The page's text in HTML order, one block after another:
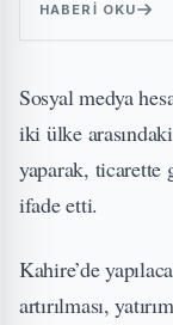
HABERI OKU
Sosyal medya
iki ülke
yaparak,
ifade etti.
Kahire’de
artırılması,